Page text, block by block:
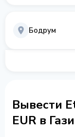
Бодрум
Вывести
EUR в